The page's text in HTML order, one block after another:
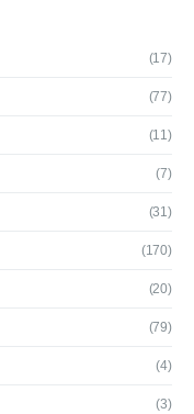
(17)
(77)
(11)
(7)
(31)
(170)
(20)
(79)
(4)
(3)